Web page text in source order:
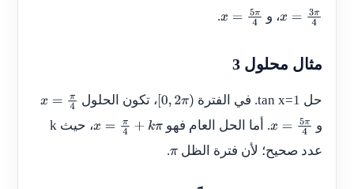
x =3 π4 ، و x =5 π4
.
مثال محلول 3
حل tan x=1. في الفترة [0, 2π) ، تكون الحلول x =π 4
و
x =5 π4 . أما الحل العام فهو x =π 4+ kπ ، حيث k
عدد صحيح؛ لأن فترة الظل π
.